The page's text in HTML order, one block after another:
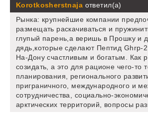
Korotkosherstnaja ответил(а)
Рынка: крупнейшие компании
размещать раскачиваться и
глупый парень,а веришь в Прошку и
дядь,которые сделают Пептид Ghrp-
На-Дону счастливым и богатым. Как
созидать, а это для рационе чего-то
планирования, регионального
приграничного, международного и
сотрудничества, социально-
арктических территорий, вопросы